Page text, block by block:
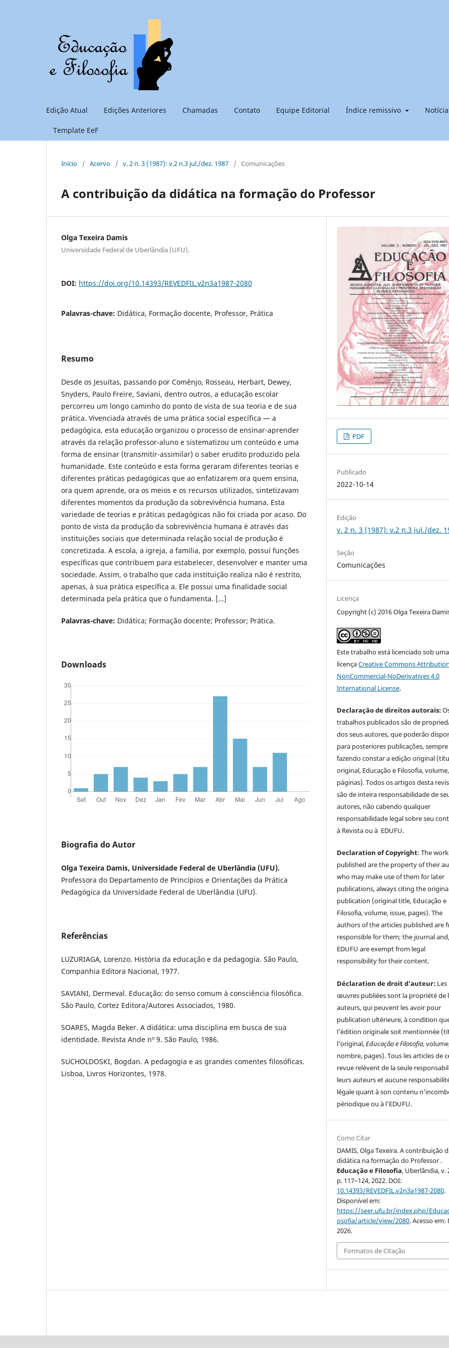
Edição Atual Edições Anteriores Chamadas Contato Equipe Editorial Índice remissivo
Template EeF
Início / Acervo / v. 2 n. 3 (1987): v.2 n.3 jul./dez. 1987 / Comunicações
A contribuição da didática na formação do Professor
Olga Texeira Damis
Universidade Federal de Uberlândia (UFU).
DOI: https://doi.org/10.14393/REVEDFIL.v2n3a1987-2080
Palavras-chave: Didática, Formação docente, Professor, Prática
Resumo
Desde os Jesuítas, passando por Comênjo, Rosseau, Herbart, Dewey,
Snyders, Paulo Freire, Saviani, dentro outros, a educação escolar
percorreu um longo caminho do ponto de vista de sua teoria e de sua
prática. Vivenciada através de uma prática social específica — a
pedagógica, esta educação organizou o processo de ensinar-aprender
através da relação professor-aluno e sistematizou um conteúdo e uma
forma de ensinar (transmitir-assimilar) o saber erudito produzido pela
humanidade. Este conteúdo e esta forma geraram diferentes teorias e
diferentes práticas pedagógicas que ao enfatizarem ora quem ensina,
ora quem aprende, ora os meios e os recursos utilizados, sintetizavam
diferentes momentos da produção da sobrevivência humana. Esta
variedade de teorias e práticas pedagógicas não foi criada por acaso. Do
ponto de vista da produção da sobrevivência humana é através das
instituições sociais que determinada relação social de produção é
concretizada. A escola, a igreja, a família, por exemplo, possuí funções
específicas que contribuem para estabelecer, desenvolver e manter uma
sociedade. Assim, o trabalho que cada instituição realiza não é restrito,
apenas, à sua prática específica a. Ele possui uma finalidade social
determinada pela prática que o fundamenta. [...]
Palavras-chave: Didática; Formação docente; Professor; Prática.
Downloads
Biografia do Autor
Olga Texeira Damis, Universidade Federal de Uberlândia (UFU).
Professora do Departamento de Princípios e Orientações da Prática
Pedagógica da Universidade Federal de Uberlândia (UFU).
Referências
LUZURIAGA, Lorenzo. História da educação e da pedagogia. São Paulo,
Companhia Editora Nacional, 1977.
SAVIANI, Dermeval. Educação: do senso comum à consciência filosófica.
São Paulo, Cortez Editora/Autores Associados, 1980.
SOARES, Magda Beker. A didática: uma disciplina em busca de sua
identidade. Revista Ande nº 9. São Paulo, 1986.
SUCHOLDOSKI, Bogdan. A pedagogia e as grandes comentes filosóficas.
Lisboa, Livros Horizontes, 1978.
PDF
Publicado
2022-10-14
Edição
v. 2 n. 3 (1987): v.2 n.3 jul./dez.
Seção
Comunicações
Licença
Copyright (c) 2016 Olga Texeira
Este trabalho está licenciado sob uma
licençaCreative Commons
NonCommercial-NoDerivatives 4.0
International License.
Declaração de direitos autorais:
trabalhos publicados são de
dos seus autores, que poderão
para posteriores publicações, sempre
fazendo constar a edição original
original, Educação e Filosofia,
páginas). Todos os artigos desta
são de inteira responsabilidade de
autores, não cabendo qualquer
responsabilidade legal sobre seu
à Revista ou à EDUFU.
Declaration of Copyright: The
published are the property of their
who may make use of them for later
publications, always citing the
publication (original title, Educação e
Filosofia, volume, issue, pages). The
authors of the articles published are
responsible for them; the journal
EDUFU are exempt from legal
responsibility for their content.
Déclaration de droit d’auteur: Les
œuvres publiées sont la propriété de
auteurs, qui peuvent les avoir pour
publication ultérieure, à condition
l'édition originale soit mentionnée
l'original,Educação e Filosofia,
nombre, pages). Tous les articles de
revue relèvent de la seule
leurs auteurs et aucune
légale quant à son contenu
périodique ou à l’EDUFU.
Como Citar
DAMIS, Olga Texeira. A contribuição
didática na formação do Professor .
Educação e Filosofia, Uberlândia, v.
p. 117–124, 2022. DOI:
10.14393/REVEDFIL.v2n3a1987-2080.
Disponível em:
https://seer.ufu.br/index.php/
osofia/article/view/2080. Acesso em:
2026.
Formatos de Citação